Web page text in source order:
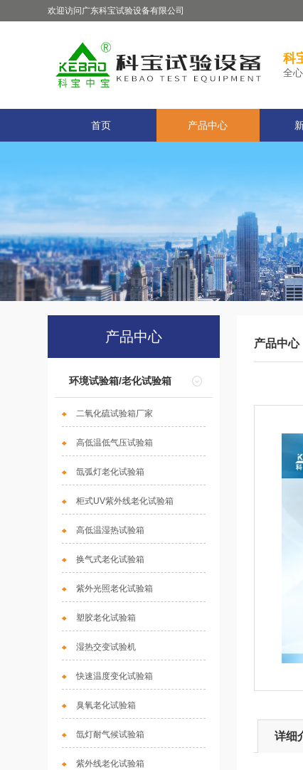
欢迎访问广东科宝试验设备有限公司
科
全
首页 产品中心
产品中心
环境试验箱/老化试验箱
二氧化硫试验箱厂家
高低温低气压试验箱
氙弧灯老化试验箱
柜式UV紫外线老化试验箱
高低温湿热试验箱
换气式老化试验箱
紫外光照老化试验箱
塑胶老化试验箱
湿热交变试验机
快速温度变化试验箱
臭氧老化试验箱
氙灯耐气候试验箱
紫外线老化试验箱
产品中心
详细